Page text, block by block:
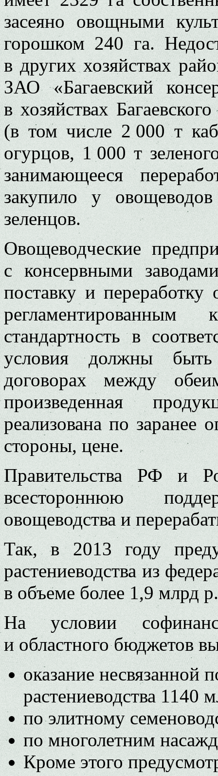
засеяно овощными
горошком 240 га.
в других хозяйствах
ЗАО «Багаевский
в хозяйствах
(в том числе 2 000 т
огурцов, 1 000 т
занимающееся
закупило у
зеленцов.
Овощеводческие
с консервными
поставку и
регламентированным
стандартность в
условия должны
договорах между
произведенная
реализована по заранее
стороны, цене.
Правительства РФ и
всестороннюю
овощеводства и
Так, в 2013 году
растениеводства из
в объеме более 1,9 млрд р.
На условии
и областного бюджетов
оказание несвязанной
растениеводства 1140
по элитному
по многолетним
Кроме этого